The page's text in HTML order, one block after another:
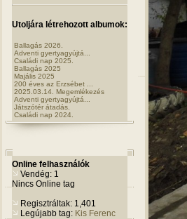
Utoljára létrehozott albumok:
Ballagás 2026.
Adventi gyertyagyújtá...
Családi nap 2025.
Ballagás 2025
Majális 2025
200 éves az Erzsébet ...
2025.03.14. Megemlékezés
Adventi gyertyagyújtá...
Játszótér átadás.
Családi nap 2024.
Online felhasználók
Vendég: 1
Nincs Online tag
Regisztráltak: 1,401
Legújabb tag: Kis Ferenc